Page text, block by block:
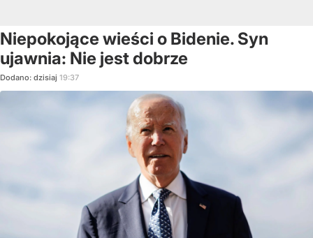
Niepokojące wieści o Bidenie. Syn
ujawnia: Nie jest dobrze
Dodano: dzisiaj 19:37